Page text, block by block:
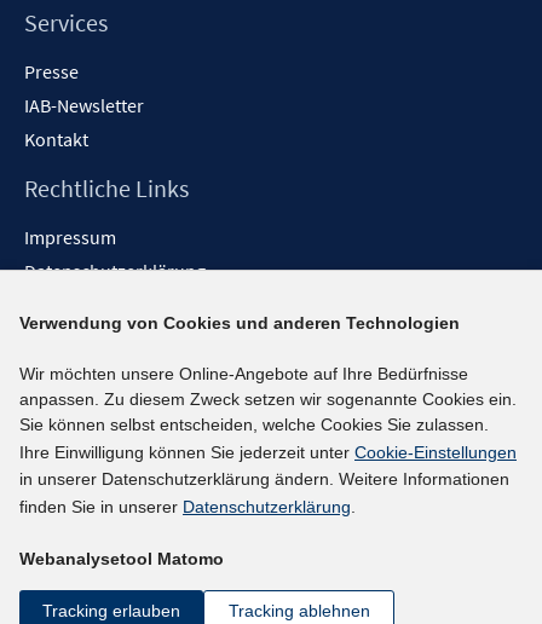
Services
Presse
IAB-Newsletter
Kontakt
Rechtliche Links
Impressum
Datenschutzerklärung
Barrieren melden
Social-Media-Kanäle
BlueSky
YouTube
LinkedIn
kununu
Netiquette
Verwendung von Cookies und anderen Technologien
Wir möchten unsere Online-Angebote auf Ihre Bedürfnisse
anpassen. Zu diesem Zweck setzen wir sogenannte Cookies ein.
Sie können selbst entscheiden, welche Cookies Sie zulassen.
Ihre Einwilligung können Sie jederzeit unter Cookie-Einstellungen
in unserer Datenschutzerklärung ändern. Weitere Informationen
finden Sie in unserer Datenschutzerklärung.
Webanalysetool Matomo
Tracking erlauben Tracking ablehnen